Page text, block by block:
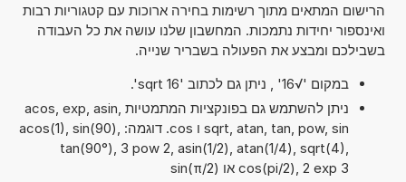
הרישום המתאים מתוך רשימות בחירה ארוכות עם קטגוריות רבות
ואינספור יחידות נתמכות. המחשבון שלנו עושה את כל העבודה
בשבילכם ומבצע את הפעולה בשבריר שנייה.
במקום '√16' , ניתן גם לכתוב 'sqrt 16'.
ניתן להשתמש גם בפונקציות המתמטיות acos, exp, asin,
sqrt, atan, tan, pow, sin ו cos. דוגמה: acos(1), sin(90),
tan(90°), 3 pow 2, asin(1/2), atan(1/4), sqrt(4),
cos(pi/2), 2 exp 3 או sin(π/2)